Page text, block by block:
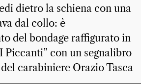
dietro la schiena con una
dal collo: è
del bondage raffigurato in
Piccanti” con un segnalibro
carabiniere Orazio Tasca